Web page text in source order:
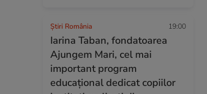
Știri România 19:00
Iarina Taban, fondatoarea
Ajungem Mari, cel mai
important program
educațional dedicat copiilor